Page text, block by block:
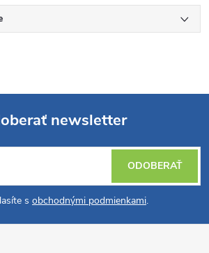
newsletter
s obchodnými podmienkami.
ODOBERAŤ